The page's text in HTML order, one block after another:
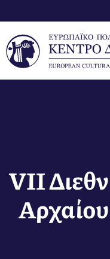
σε
περιεχόμενο
VII